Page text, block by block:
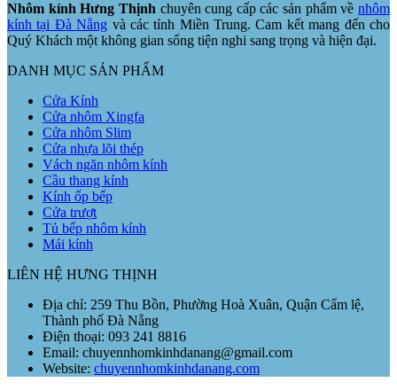
Nhôm kính Hưng Thịnh chuyên cung cấp các sản phẩm vềnhôm
kính tại Đà Nẵng và các tỉnh Miền Trung. Cam kết mang đến cho
Quý Khách một không gian sống tiện nghi sang trọng và hiện đại.
DANH MỤC SẢN PHẨM
Cửa Kính
Cửa nhôm Xingfa
Cửa nhôm Slim
Cửa nhựa lõi thép
Vách ngăn nhôm kính
Cầu thang kính
Kính ốp bếp
Cửa trượt
Tủ bếp nhôm kính
Mái kính
LIÊN HỆ HƯNG THỊNH
Địa chỉ: 259 Thu Bồn, Phường Hoà Xuân, Quận Cẩm lệ,
Thành phố Đà Nẵng
Điện thoại: 093 241 8816
Email: chuyennhomkinhdanang@gmail.com
Website: chuyennhomkinhdanang.com